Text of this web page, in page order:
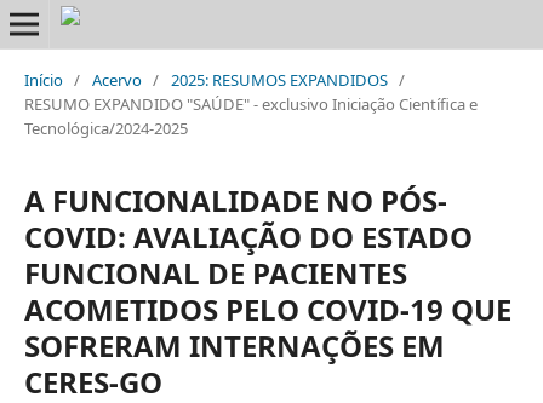
Início / Acervo / 2025: RESUMOS EXPANDIDOS /
RESUMO EXPANDIDO "SAÚDE" - exclusivo Iniciação Científica e
Tecnológica/2024-2025
A FUNCIONALIDADE NO PÓS-
COVID: AVALIAÇÃO DO ESTADO
FUNCIONAL DE PACIENTES
ACOMETIDOS PELO COVID-19 QUE
SOFRERAM INTERNAÇÕES EM
CERES-GO